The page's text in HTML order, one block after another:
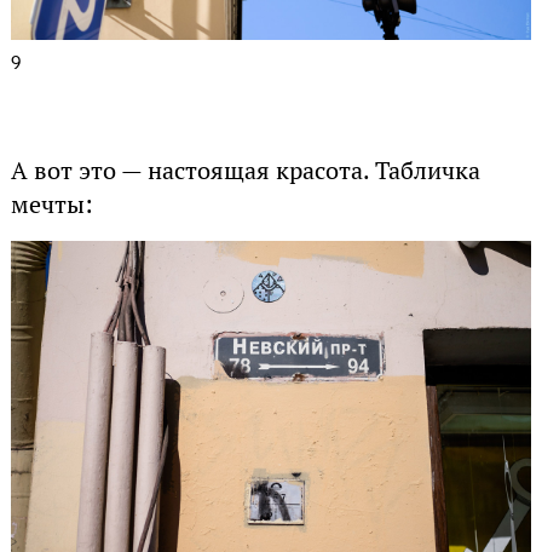
9
А вот это — настоящая красота. Табличка
мечты: